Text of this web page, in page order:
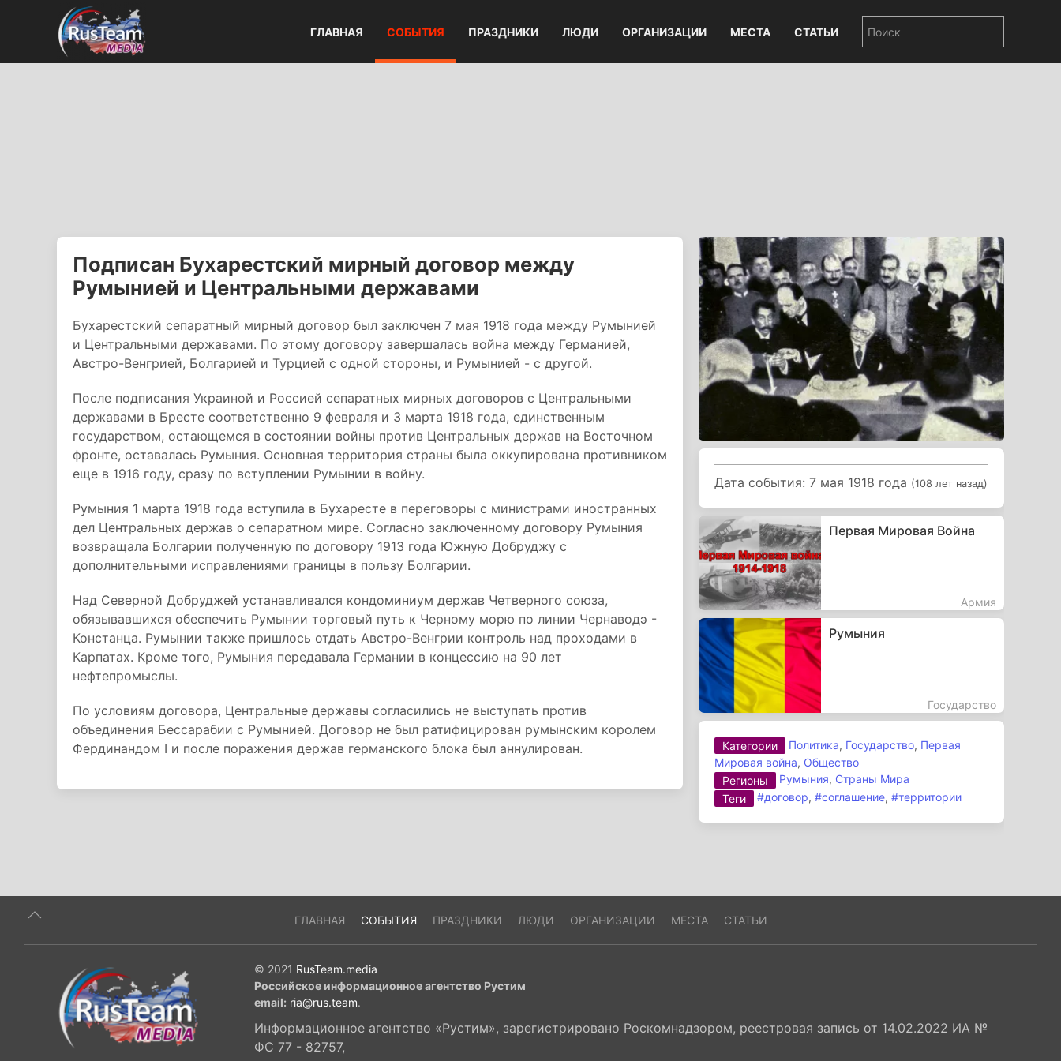
ГЛАВНАЯ СОБЫТИЯ ПРАЗДНИКИ ЛЮДИ ОРГАНИЗАЦИИ МЕСТА СТАТЬИ
Подписан Бухарестский мирный договор между
Румынией и Центральными державами
Бухарестский сепаратный мирный договор был заключен 7 мая 1918 года между Румынией
и Центральными державами. По этому договору завершалась война между Германией,
Австро-Венгрией, Болгарией и Турцией с одной стороны, и Румынией - с другой.
После подписания Украиной и Россией сепаратных мирных договоров с Центральными
державами в Бресте соответственно 9 февраля и 3 марта 1918 года, единственным
государством, остающемся в состоянии войны против Центральных держав на Восточном
фронте, оставалась Румыния. Основная территория страны была оккупирована противником
еще в 1916 году, сразу по вступлении Румынии в войну.
Румыния 1 марта 1918 года вступила в Бухаресте в переговоры с министрами иностранных
дел Центральных держав о сепаратном мире. Согласно заключенному договору Румыния
возвращала Болгарии полученную по договору 1913 года Южную Добруджу с
дополнительными исправлениями границы в пользу Болгарии.
Над Северной Добруджей устанавливался кондоминиум держав Четверного союза,
обязывавшихся обеспечить Румынии торговый путь к Черному морю по линии Чернаводэ -
Констанца. Румынии также пришлось отдать Австро-Венгрии контроль над проходами в
Карпатах. Кроме того, Румыния передавала Германии в концессию на 90 лет
нефтепромыслы.
По условиям договора, Центральные державы согласились не выступать против
объединения Бессарабии с Румынией. Договор не был ратифицирован румынским королем
Фердинандом I и после поражения держав германского блока был аннулирован.
Дата события: 7 мая 1918 года (108 лет назад)
Первая Мировая Война
Армия
Румыния
Государство
Категории Политика, Государство, Первая
Мировая война, Общество
Регионы
Румыния, Страны Мира
Теги
#договор,#соглашение,#территории
ГЛАВНАЯ СОБЫТИЯ ПРАЗДНИКИ ЛЮДИ ОРГАНИЗАЦИИ МЕСТА СТАТЬИ
© 2021 RusTeam.media
Российское информационное агентство Рустим
email: ria@rus.team.
Информационное агентство «Рустим», зарегистрировано Роскомнадзором, реестровая запись от 14.02.2022 ИА №
ФС 77 - 82757,